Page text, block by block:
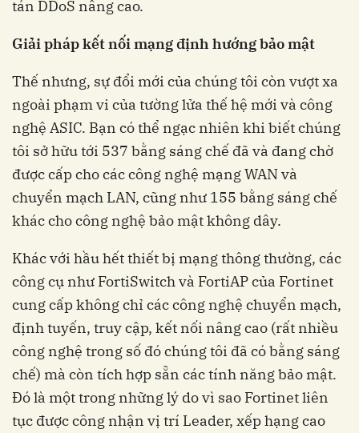
tán DDoS nâng cao.
Giải pháp kết nối mạng định hướng bảo mật
Thế nhưng, sự đổi mới của chúng tôi còn vượt xa
ngoài phạm vi của tường lửa thế hệ mới và công
nghệ ASIC. Bạn có thể ngạc nhiên khi biết chúng
tôi sở hữu tới 537 bằng sáng chế đã và đang chờ
được cấp cho các công nghệ mạng WAN và
chuyển mạch LAN, cũng như 155 bằng sáng chế
khác cho công nghệ bảo mật không dây.
Khác với hầu hết thiết bị mạng thông thường, các
công cụ như FortiSwitch và FortiAP của Fortinet
cung cấp không chỉ các công nghệ chuyển mạch,
định tuyến, truy cập, kết nối nâng cao (rất nhiều
công nghệ trong số đó chúng tôi đã có bằng sáng
chế) mà còn tích hợp sẵn các tính năng bảo mật.
Đó là một trong những lý do vì sao Fortinet liên
tục được công nhận vị trí Leader, xếp hạng cao